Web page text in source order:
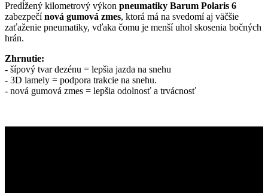
Predĺžený kilometrový výkon pneumatiky Barum Polaris 6
zabezpečínová gumová zmes, ktorá má na svedomí aj väčšie
zaťaženie pneumatiky, vďaka čomu je menší uhol skosenia bočných
hrán.
Zhrnutie:
- šípový tvar dezénu = lepšia jazda na snehu
- 3D lamely = podpora trakcie na snehu.
- nová gumová zmes = lepšia odolnosť a trvácnosť